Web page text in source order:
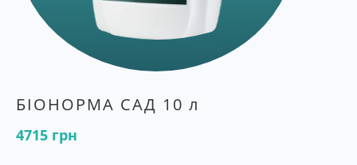
БІОНОРМА САД 10 л
4715 грн